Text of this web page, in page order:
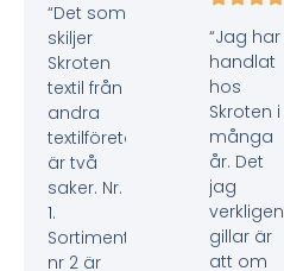
“Det som
skiljer
Skroten
textil från
andra
textilföretag
är två
saker. Nr.
1.
Sortimentet,
nr 2 är
“Jag har
handlat
hos
Skroten i
många
år. Det
jag
verkligen
gillar är
att om